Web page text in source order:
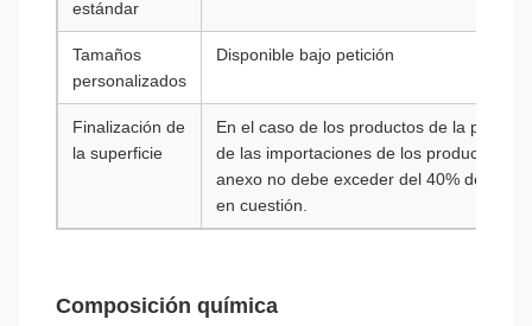
estándar
Tamaños
personalizados
Disponible bajo petición
Finalización de
la superficie
En el caso de los productos de la partida
de las importaciones de los productos
anexo no debe exceder del 40% del
en cuestión.
Composición química